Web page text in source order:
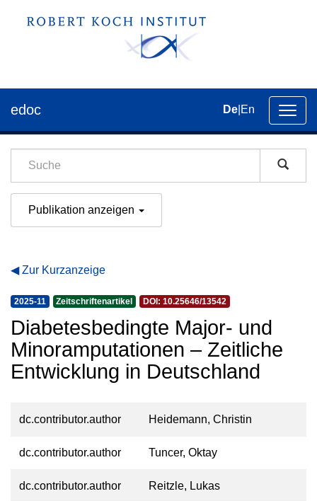
der
edoc De En
Publikation anzeigen
Zur Kurzanzeige
2025-11 Zeitschriftenartikel DOI: 10.25646/13542
Diabetesbedingte Major- und
Minoramputationen – Zeitliche
Entwicklung in Deutschland
dc.contributor.author Heidemann, Christin
dc.contributor.author Tuncer, Oktay
dc.contributor.author Reitzle, Lukas